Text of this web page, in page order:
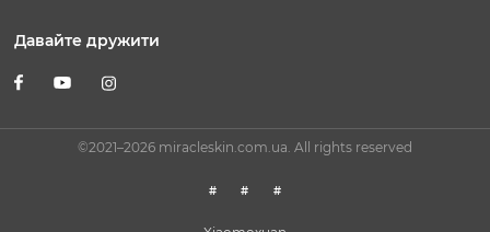
Давайте дружити
©2021–2026 miracleskin.com.ua. All rights reserved
# # #